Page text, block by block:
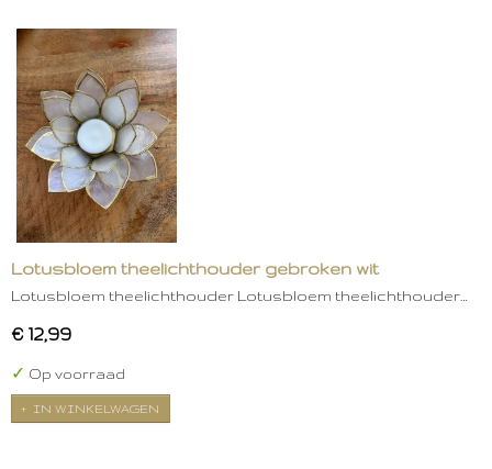
Lotusbloem theelichthouder gebroken wit
Lotusbloem theelichthouder Lotusbloem theelichthouder…
€ 12,99
✓ Op voorraad
IN WINKELWAGEN